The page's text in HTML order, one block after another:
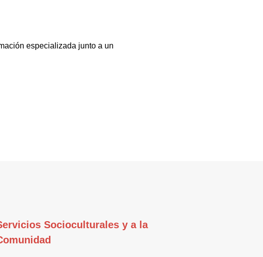
especializada junto a un
Socioculturales y a la